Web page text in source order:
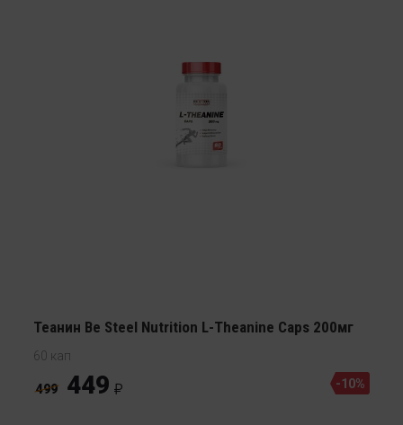
Теанин Be Steel Nutrition L-Theanine Caps 200мг
60 кап
499 449 -10%